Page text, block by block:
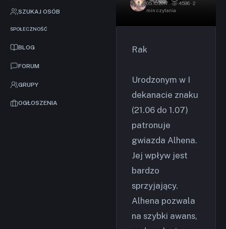
SZUKAJ OSÓB
SPOŁECZNOŚĆ
BLOG
FORUM
GRUPY
OGŁOSZENIA
05.10.2017 ·
4596 · 2
min czytania
Rak
Urodzonym w I
dekanacie znaku
(21.06 do 1.07)
patronuje
gwiazda Alhena.
Jej wpływ jest
bardzo
sprzyjający.
Alhena pozwala
na szybki awans,